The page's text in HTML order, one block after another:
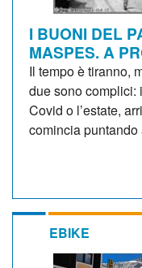
I BUONI DEL
MASPES. A
Il tempo è tiranno,
due sono complici:
Covid o l’estate,
comincia puntando
EBIKE